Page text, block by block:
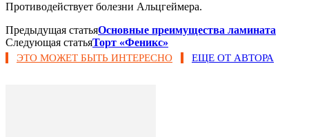
Противодействует болезни Альцгеймера.
Предыдущая статьяОсновные преимущества ламината
Следующая статьяТорт «Феникс»
ЭТО МОЖЕТ БЫТЬ ИНТЕРЕСНО ЕЩЕ ОТ АВТОРА